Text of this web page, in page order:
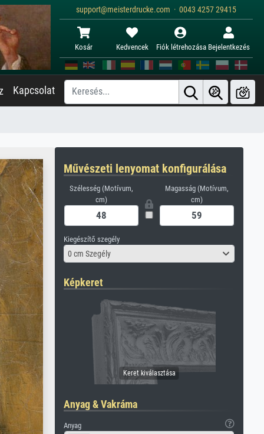
support@meisterdrucke.com · 0043 4257 29415
Kosár Kedvencek Fiók létrehozása Bejelentkezés
Kapcsolat
Művészeti lenyomat konfigurálása
Szélesség (Motívum,
cm)
Magasság (Motívum,
cm)
Kiegészítő szegély
0 cm Szegély
Képkeret
Anyag & Vakráma
Anyag